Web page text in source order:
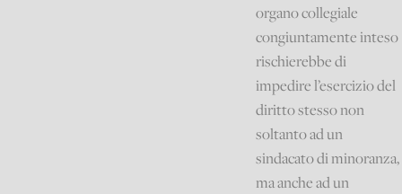
organo collegiale
congiuntamente inteso
rischierebbe di
impedire l’esercizio del
diritto stesso non
soltanto ad un
sindacato di minoranza,
ma anche ad un